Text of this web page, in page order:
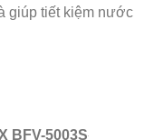
giúp tiết kiệm nước
BFV-5003S